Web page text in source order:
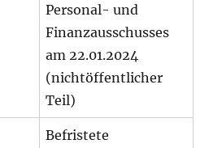
Personal- und
Finanzausschusses
am 22.01.2024
(nichtöffentlicher
Teil)
Befristete